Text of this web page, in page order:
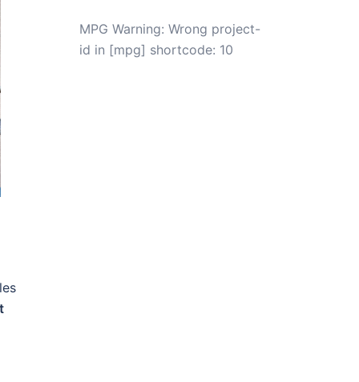
MPG Warning: Wrong project-
id in [mpg] shortcode: 10